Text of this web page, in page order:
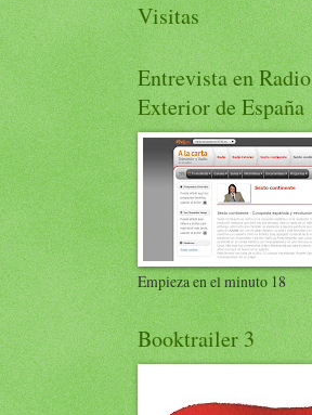
Visitas
Entrevista en Radio
Exterior de España
Empieza en el minuto 18
Booktrailer 3